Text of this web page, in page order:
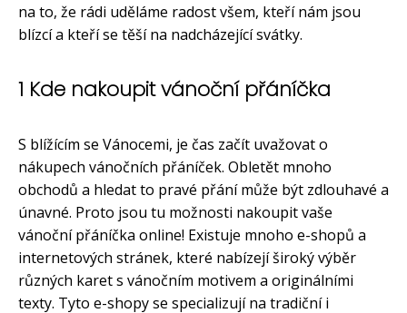
na to, že rádi uděláme radost všem, kteří nám jsou
blízcí a kteří se těší na nadcházející svátky.
1 Kde nakoupit vánoční přáníčka
S blížícím se Vánocemi, je čas začít uvažovat o
nákupech vánočních přáníček. Obletět mnoho
obchodů a hledat to pravé přání může být zdlouhavé a
únavné. Proto jsou tu možnosti nakoupit vaše
vánoční přáníčka online! Existuje mnoho e-shopů a
internetových stránek, které nabízejí široký výběr
různých karet s vánočním motivem a originálními
texty. Tyto e-shopy se specializují na tradiční i